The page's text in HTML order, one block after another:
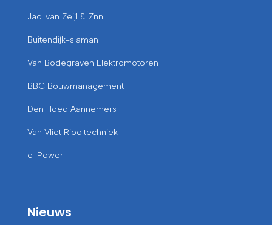
Jac. van Zeijl & Znn
Buitendijk-slaman
Van Bodegraven Elektromotoren
BBC Bouwmanagement
Den Hoed Aannemers
Van Vliet Riooltechniek
e-Power
Nieuws